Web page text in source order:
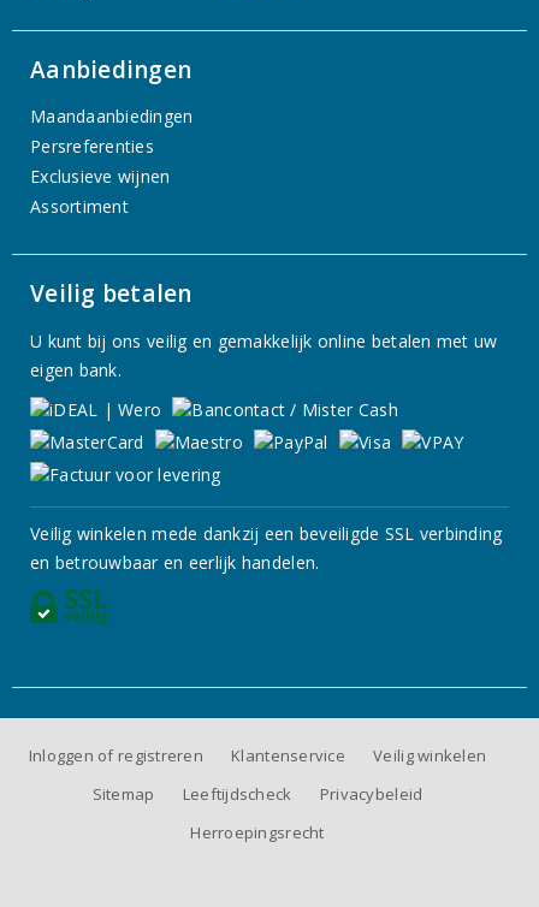
Aanbiedingen
Maandaanbiedingen
Persreferenties
Exclusieve wijnen
Assortiment
Veilig betalen
U kunt bij ons veilig en gemakkelijk online betalen met uw
eigen bank.
Veilig winkelen mede dankzij een beveiligde SSL verbinding
en betrouwbaar en eerlijk handelen.
Inloggen of registreren Klantenservice
Veilig winkelen
Sitemap
Leeftijdscheck
Privacybeleid
Herroepingsrecht